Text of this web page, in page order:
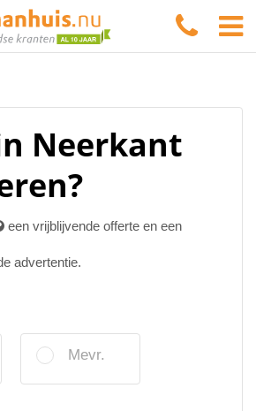
Neerkant
een vrijblijvende offerte en een
advertentie.
Mevr.